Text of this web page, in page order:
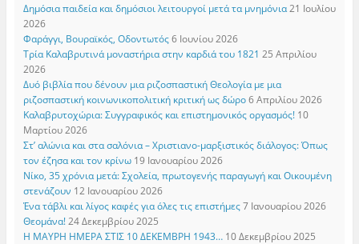
Δημόσια παιδεία και δημόσιοι λειτουργοί μετά τα μνημόνια 21 Ιουλίου
2026
Φαράγγι, Βουραϊκός, Οδοντωτός 6 Ιουνίου 2026
Τρία Καλαβρυτινά μοναστήρια στην καρδιά του 1821 25 Απριλίου
2026
Δυό βιβλία που δένουν μια ριζοσπαστική Θεολογία με μια
ριζοσπαστική κοινωνικοπολιτική κριτική ως δώρο 6 Απριλίου 2026
Καλαβρυτοχώρια: Συγγραφικός και επιστημονικός οργασμός! 10
Μαρτίου 2026
Στ’ αλώνια και στα σαλόνια – Χριστιανο-μαρξιστικός διάλογος: Όπως
τον έζησα και τον κρίνω 19 Ιανουαρίου 2026
Νίκο, 35 χρόνια μετά: Σχολεία, πρωτογενής παραγωγή και Οικουμένη
στενάζουν 12 Ιανουαρίου 2026
Ένα τάβλι και λίγος καφές για όλες τις επιστήμες 7 Ιανουαρίου 2026
Θεομάνα! 24 Δεκεμβρίου 2025
Η ΜΑΥΡΗ ΗΜΕΡΑ ΣΤΙΣ 10 ΔΕΚΕΜΒΡΗ 1943… 10 Δεκεμβρίου 2025